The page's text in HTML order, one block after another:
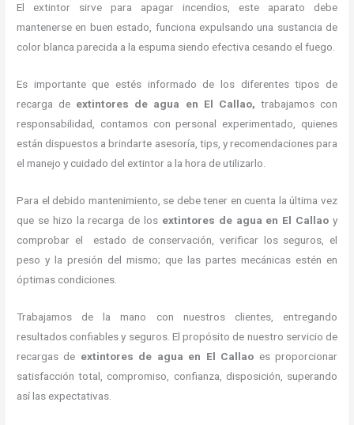
El extintor sirve para apagar incendios, este aparato debe
mantenerse en buen estado, funciona expulsando una sustancia de
color blanca parecida a la espuma siendo efectiva cesando el fuego.
Es importante que estés informado de los diferentes tipos de
recarga de extintores de agua en El Callao, trabajamos con
responsabilidad, contamos con personal experimentado, quienes
están dispuestos a brindarte asesoría, tips, y recomendaciones para
el manejo y cuidado del extintor a la hora de utilizarlo.
Para el debido mantenimiento, se debe tener en cuenta la última vez
que se hizo la recarga de los extintores de agua en El Callao y
comprobar el estado de conservación, verificar los seguros, el
peso y la presión del mismo; que las partes mecánicas estén en
óptimas condiciones.
Trabajamos de la mano con nuestros clientes, entregando
resultados confiables y seguros. El propósito de nuestro servicio de
recargas de extintores de agua en El Callao es proporcionar
satisfacción total, compromiso, confianza, disposición, superando
así las expectativas.